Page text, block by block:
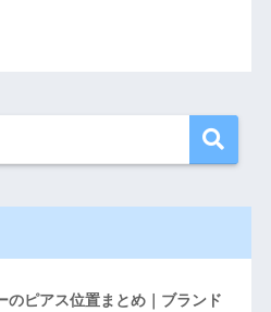
のピアス位置まとめ｜ブランド